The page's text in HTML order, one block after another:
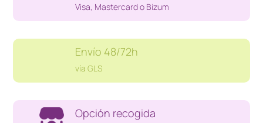
cantidad
Visa, Mastercard o Bizum
Envío 48/72h
vía GLS
Opción recogida